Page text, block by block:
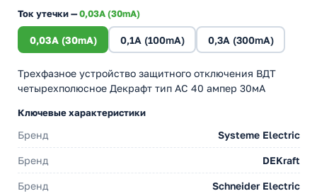
Ток утечки —0,03A (30mA)
0,03A (30mA) 0,1A (100mA) 0,3A (300mA)
Трехфазное устройство защитного отключения ВДТ
четырехполюсное Декрафт тип АС 40 ампер 30мА
Ключевые характеристики
Бренд Systeme Electric
Бренд DEKraft
Бренд Schneider Electric